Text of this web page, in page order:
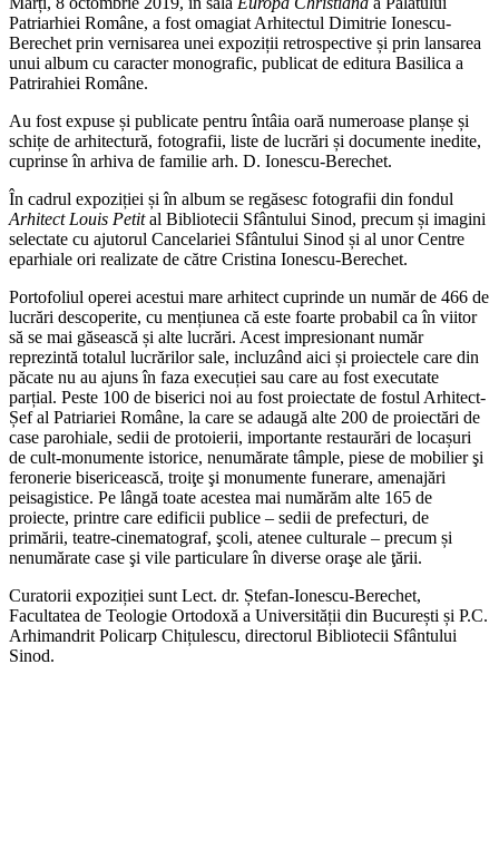
Berechet,
Arhitectul
Patriarhiei Române, a fost omagiat Arhitectul Dimitrie Ionescu-
Berechet prin vernisarea unei expoziții retrospective și prin lansarea
unui album cu caracter monografic, publicat de editura Basilica a
Patrirahiei Române.
Au fost expuse și publicate pentru întâia oară numeroase planșe și
schițe de arhitectură, fotografii, liste de lucrări și documente inedite,
cuprinse în arhiva de familie arh. D. Ionescu-Berechet.
În cadrul expoziției și în album se regăsesc fotografii din fondul
Arhitect Louis Petital Bibliotecii Sfântului Sinod, precum și imagini
selectate cu ajutorul Cancelariei Sfântului Sinod și al unor Centre
eparhiale ori realizate de către Cristina Ionescu-Berechet.
Portofoliul operei acestui mare arhitect cuprinde un număr de 466 de
lucrări descoperite, cu mențiunea că este foarte probabil ca în viitor
să se mai găsească și alte lucrări. Acest impresionant număr
reprezintă totalul lucrărilor sale, incluzând aici și proiectele care din
păcate nu au ajuns în faza execuției sau care au fost executate
parțial. Peste 100 de biserici noi au fost proiectate de fostul Arhitect-
Șef al Patriariei Române, la care se adaugă alte 200 de proiectări de
case parohiale, sedii de protoierii, importante restaurări de locașuri
de cult-monumente istorice, nenumărate tâmple, piese de mobilier şi
feronerie bisericească, troiţe şi monumente funerare, amenajări
peisagistice. Pe lângă toate acestea mai numărăm alte 165 de
proiecte, printre care edificii publice – sedii de prefecturi, de
primării, teatre-cinematograf, şcoli, atenee culturale – precum și
nenumărate case şi vile particulare în diverse oraşe ale ţării.
Curatorii expoziției sunt Lect. dr. Ștefan-Ionescu-Berechet,
Facultatea de Teologie Ortodoxă a Universității din București și P.C.
Arhimandrit Policarp Chițulescu, directorul Bibliotecii Sfântului
Sinod.